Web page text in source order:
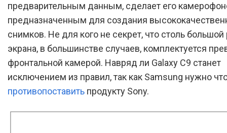
предварительным данным, сделает его
предназначенным для создания
снимков. Не для кого не секрет, что столь
экрана, в большинстве случаев, комплектуется
фронтальной камерой. Навряд ли Galaxy C9 станет
исключением из правил, так как Samsung нужно
противопоставить продукту Sony.